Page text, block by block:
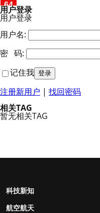
64
用户登录
用户登录
用户名:
密 码:
记住我
注册新用户 | 找回密码
相关TAG
暂无相关TAG
科技新知
航空航天